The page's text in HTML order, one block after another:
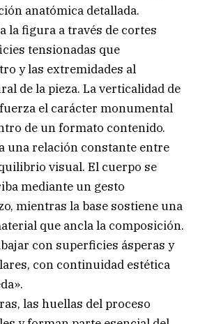
anatómica detallada.
la figura a través de cortes
tensionadas que
y las extremidades al
de la pieza. La verticalidad de
el carácter monumental
de un formato contenido.
una relación constante entre
visual. El cuerpo se
mediante un gesto
mientras la base sostiene una
que ancla la composición.
con superficies ásperas y
con continuidad estética
las huellas del proceso